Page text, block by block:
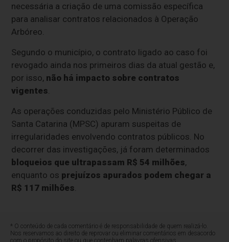
necessária a criação de uma comissão específica
para analisar contratos relacionados à Operação
Arbóreo.
Segundo o município, o contrato ligado ao caso foi
revogado ainda nos primeiros dias da atual gestão e,
por isso, não há impacto sobre contratos
vigentes
As operações conduzidas pelo Ministério Público de
Santa Catarina (MPSC) apuram suspeitas de
irregularidades envolvendo contratos públicos. No
decorrer das investigações, já foram determinados
bloqueios que ultrapassam R$ 54 milhões,
enquanto os prejuízos apurados podem chegar a
R$ 117 milhões
* O conteúdo de cada comentário é de responsabilidade de quem realizá-lo.
Nos reservamos ao direito de reprovar ou eliminar comentários em desacordo
com o propósito do site ou que contenham palavras ofensivas.